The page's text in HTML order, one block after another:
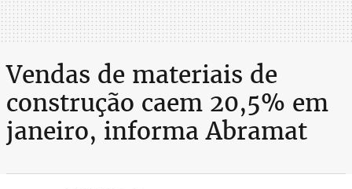
Vendas de materiais de
construção caem 20,5% em
janeiro, informa Abramat